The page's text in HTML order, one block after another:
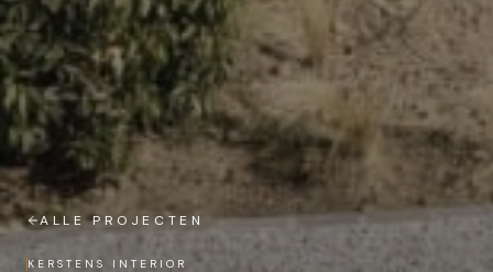
ALLE PROJECTEN
KERSTENS INTERIOR